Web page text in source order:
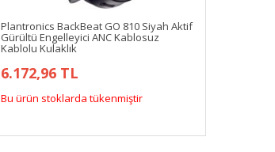
Plantronics BackBeat GO 810 Siyah Aktif
Gürültü Engelleyici ANC Kablosuz
Kablolu Kulaklık
6.172,96 TL
Bu ürün stoklarda tükenmiştir